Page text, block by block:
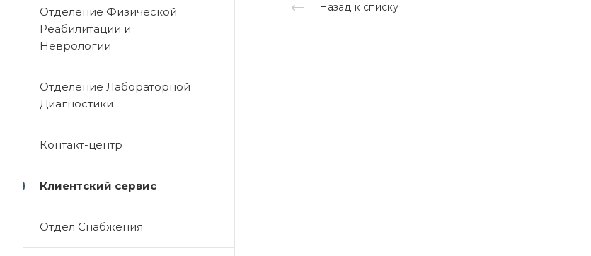
Назад к списку
Отделение Физической
Реабилитации и
Неврологии
Отделение Лабораторной
Диагностики
Контакт-центр
Клиентский сервис
Отдел Снабжения